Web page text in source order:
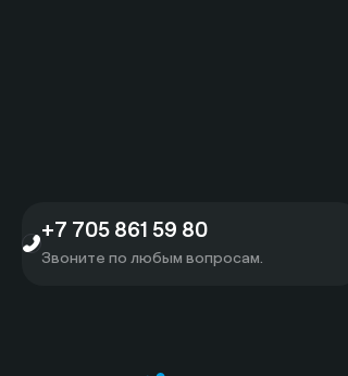
+7 705 861 59 80
Звоните по любым вопросам.